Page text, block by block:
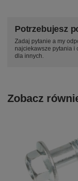
Potrzebujesz
Zadaj pytanie a my
najciekawsze pytania
dla innych.
Zobacz